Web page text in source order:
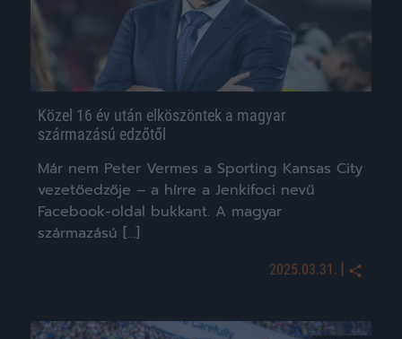
Közel 16 év után elköszöntek a magyar
származású edzőtől
Már nem Peter Vermes a Sporting Kansas City
vezetőedzője – a hírre a Jenkifoci nevű
Facebook-oldal bukkant. A magyar
származású […]
2025.03.31. |